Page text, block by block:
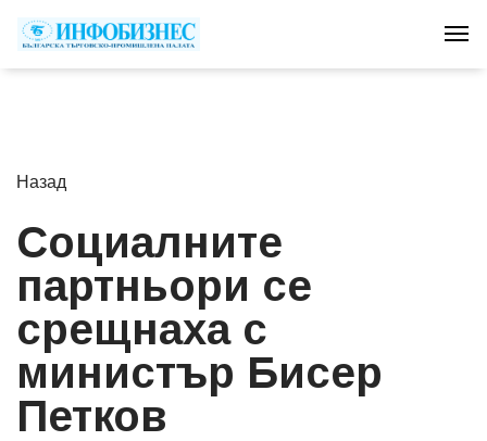
Назад
Социалните
партньори се
срещнаха с
министър Бисер
Петков